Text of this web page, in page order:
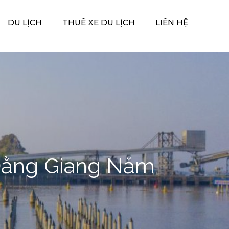
DU LỊCH THUÊ XE DU LỊCH LIÊN HỆ
Giang Năm